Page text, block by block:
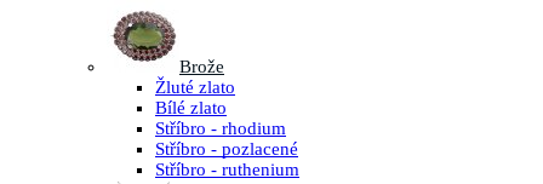
Brože
Žluté zlato
Bílé zlato
Stříbro - rhodium
Stříbro - pozlacené
Stříbro - ruthenium